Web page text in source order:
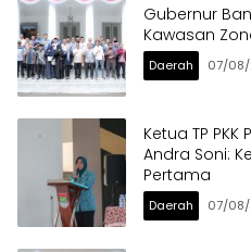
Gubernur
Kawasan
Daerah 07/
Ketua TP
Andra Soni:
Pertama
Daerah 07/